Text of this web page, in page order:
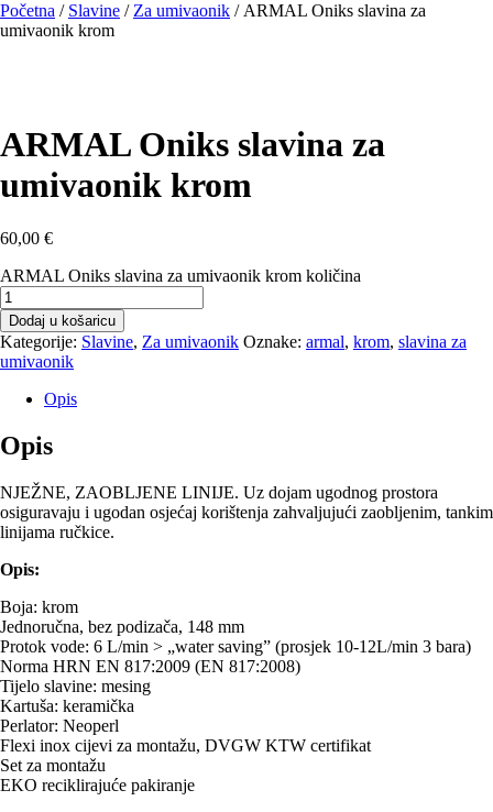
Početna / Slavine / Za umivaonik / ARMAL Oniks slavina za
umivaonik krom
ARMAL Oniks slavina za
umivaonik krom
60,00 €
ARMAL Oniks slavina za umivaonik krom količina
Dodaj u košaricu
Kategorije: Slavine, Za umivaonik Oznake: armal, krom, slavina za
umivaonik
Opis
Opis
NJEŽNE, ZAOBLJENE LINIJE. Uz dojam ugodnog prostora
osiguravaju i ugodan osjećaj korištenja zahvaljujući zaobljenim, tankim
linijama ručkice.
Opis:
Boja: krom
Jednoručna, bez podizača, 148 mm
Protok vode: 6 L/min > „water saving” (prosjek 10-12L/min 3 bara)
Norma HRN EN 817:2009 (EN 817:2008)
Tijelo slavine: mesing
Kartuša: keramička
Perlator: Neoperl
Flexi inox cijevi za montažu, DVGW KTW certifikat
Set za montažu
EKO reciklirajuće pakiranje